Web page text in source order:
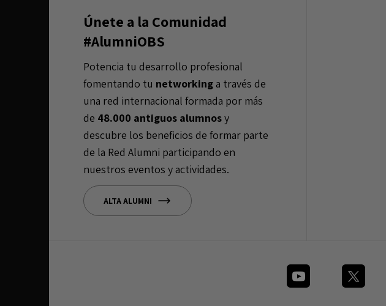
Únete a la Comunidad
#AlumniOBS
Potencia tu desarrollo profesional
fomentando tu networkinga través de
una red internacional formada por más
de 48.000 antiguos alumnosy
descubre los beneficios de formar parte
de la Red Alumni participando en
nuestros eventos y actividades.
ALTA ALUMNI